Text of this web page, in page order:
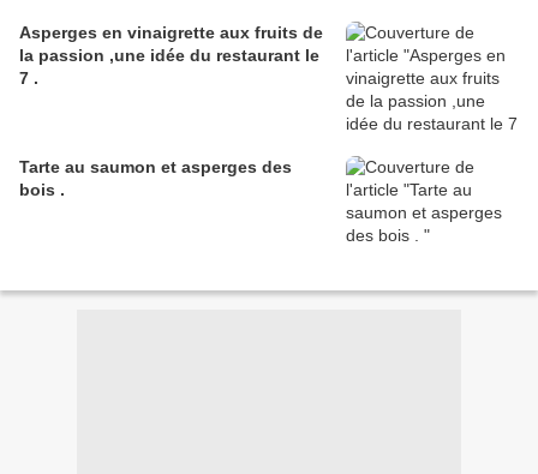
Asperges en vinaigrette aux fruits de
la passion ,une idée du restaurant le
7 .
Tarte au saumon et asperges des
bois .